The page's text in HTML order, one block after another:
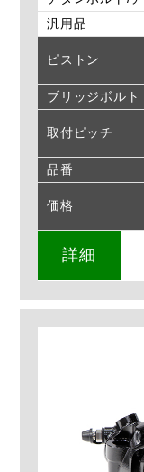
汎用品
ピストン
ブリッジボルト
取付ピッチ
品番
価格
詳細